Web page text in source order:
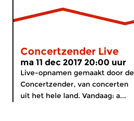
Concertzender Live
ma 11 dec 2017 20:00 uur
Live-opnamen gemaakt door de
Concertzender, van concerten
uit het hele land. Vandaag: a...